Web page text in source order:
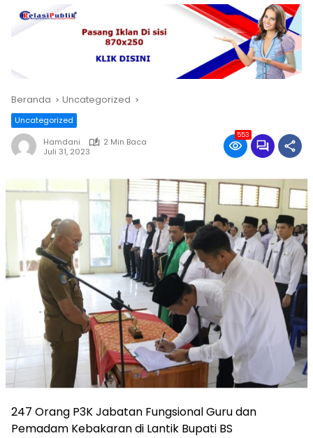
Beranda Uncategorized
Uncategorized
Hamdani
2 Min Baca
Juli 31, 2023
553
247 Orang P3K Jabatan Fungsional Guru dan
Pemadam Kebakaran di Lantik Bupati BS